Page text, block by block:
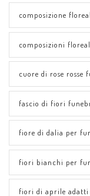
composizione
composizioni
cuore di rose rosse
fascio di fiori
fiore di dalia per
fiori bianchi per
fiori di aprile